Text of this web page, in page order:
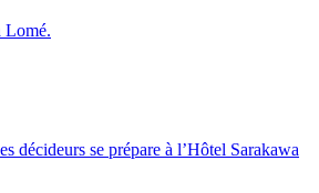
Lomé.
décideurs se prépare à l’Hôtel Sarakawa